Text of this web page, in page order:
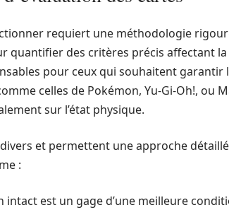
requiert une méthodologie
quantifier des critères précis affectant la
pour ceux qui souhaitent garantir
celles de Pokémon, Yu-Gi-Oh!, ou
sur l’état physique.
et permettent une approche
:
intact est un gage d’une meilleure